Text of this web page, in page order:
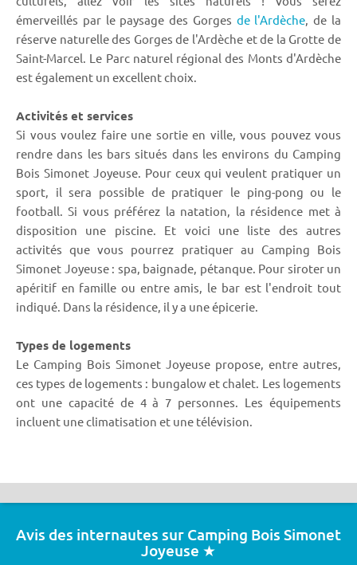
émerveillés par le paysage des Gorges de l'Ardèche, de la
réserve naturelle des Gorges de l'Ardèche et de la Grotte de
Saint-Marcel. Le Parc naturel régional des Monts d'Ardèche
est également un excellent choix.
Activités et services
Si vous voulez faire une sortie en ville, vous pouvez vous
rendre dans les bars situés dans les environs du Camping
Bois Simonet Joyeuse. Pour ceux qui veulent pratiquer un
sport, il sera possible de pratiquer le ping-pong ou le
football. Si vous préférez la natation, la résidence met à
disposition une piscine. Et voici une liste des autres
activités que vous pourrez pratiquer au Camping Bois
Simonet Joyeuse : spa, baignade, pétanque. Pour siroter un
apéritif en famille ou entre amis, le bar est l'endroit tout
indiqué. Dans la résidence, il y a une épicerie.
Types de logements
Le Camping Bois Simonet Joyeuse propose, entre autres,
ces types de logements : bungalow et chalet. Les logements
ont une capacité de 4 à 7 personnes. Les équipements
incluent une climatisation et une télévision.
Avis des internautes sur Camping Bois Simonet
Joyeuse ★